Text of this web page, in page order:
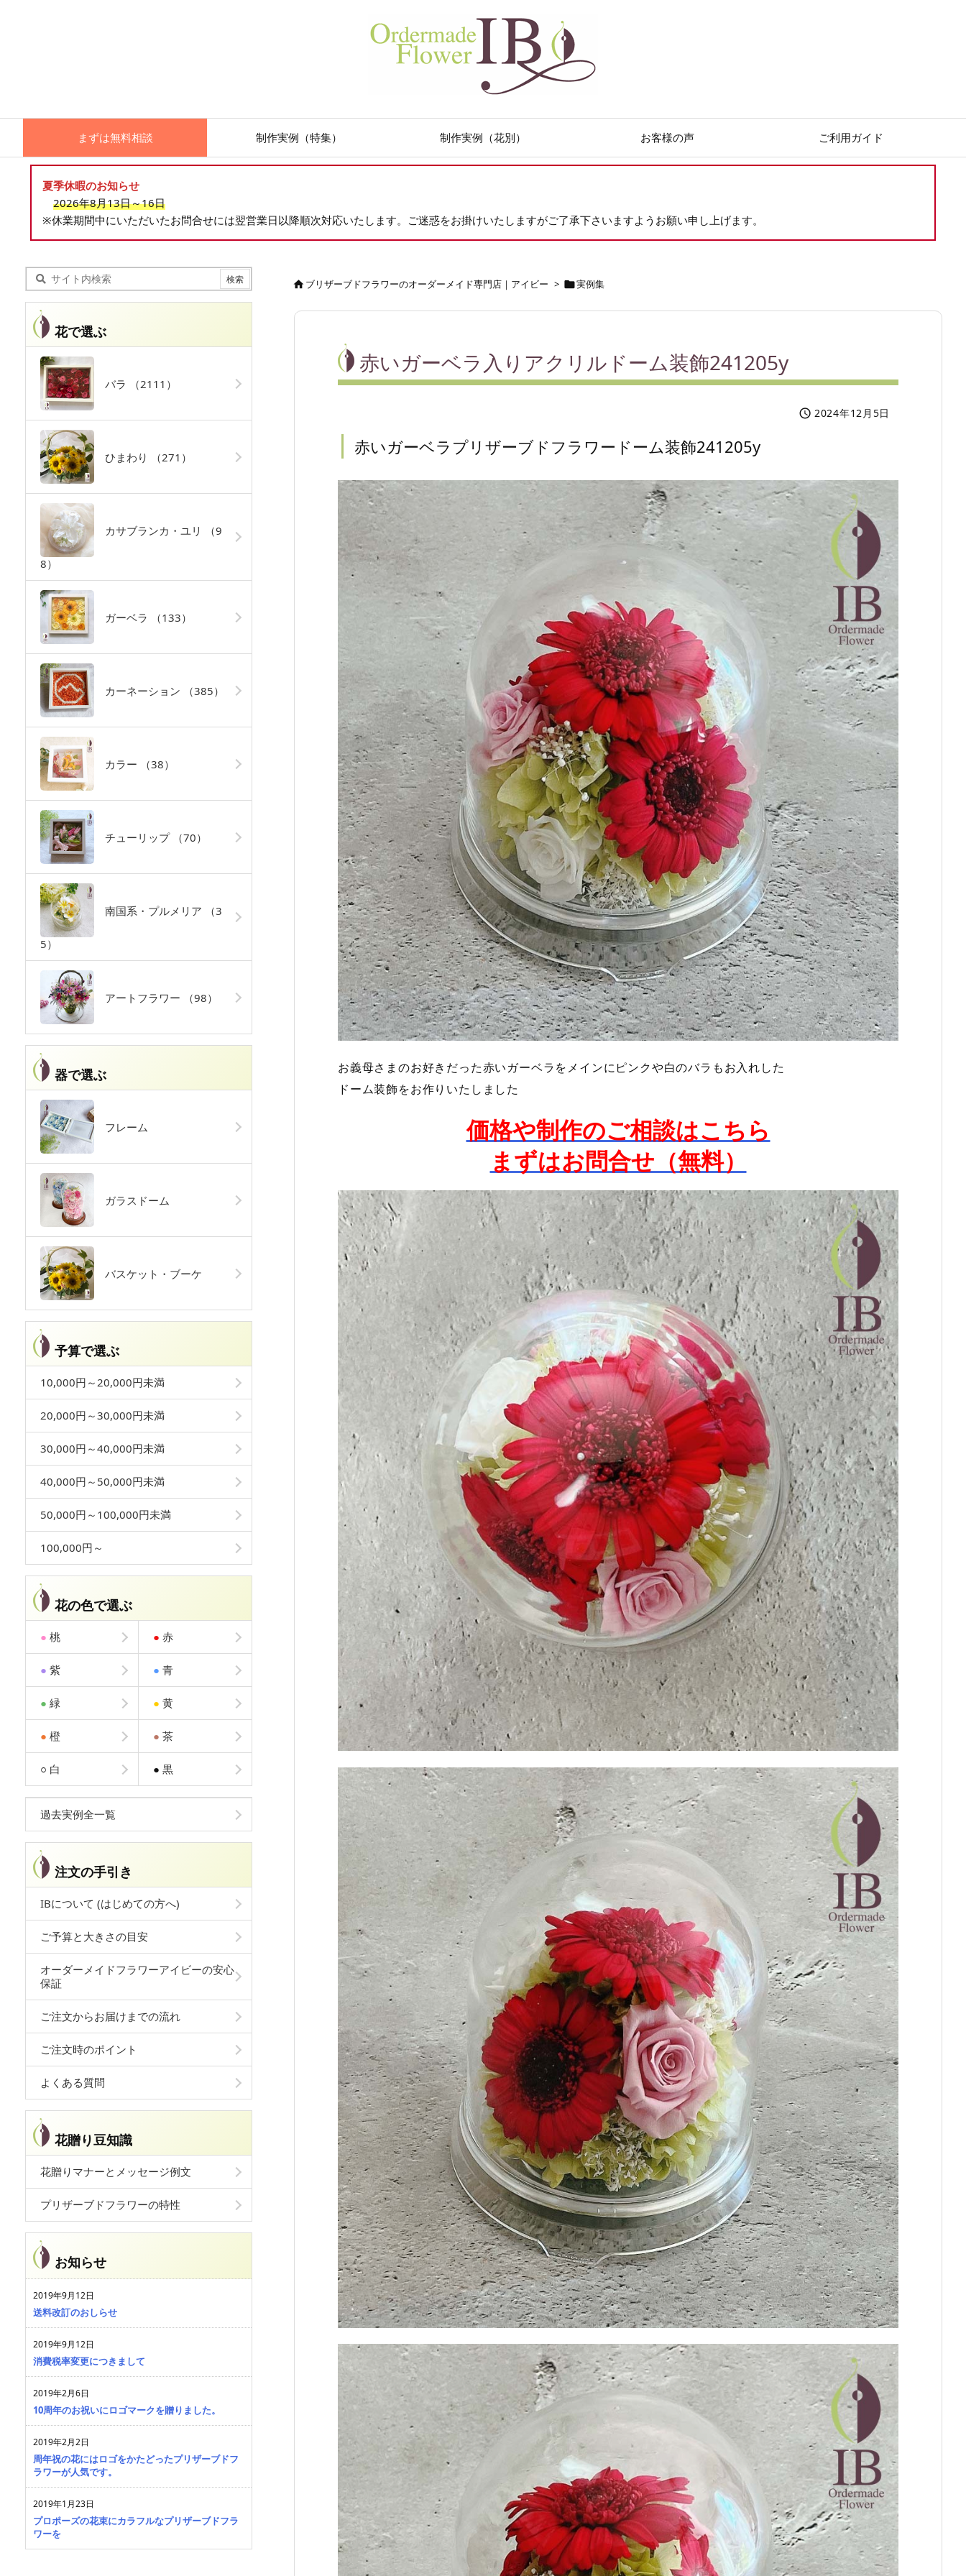
まずは無料相談 制作実例（特集） 制作実例（花別） お客様の声 ご利用ガイド
夏季休暇のお知らせ
2026年8月13日～16日
※休業期間中にいただいたお問合せには翌営業日以降順次対応いたします。ご迷惑をお掛けいたしますがご了承下さいますようお願い申し上げます。
ブリザーブドフラワーのオーダーメイド専門店｜アイビー > 実例集
赤いガーベラ入りアクリルドーム装飾241205y
 2024年12月5日
赤いガーベラプリザーブドフラワードーム装飾241205y
お義母さまのお好きだった赤いガーベラをメインにピンクや白のバラもお入れした
ドーム装飾をお作りいたしました
価格や制作のご相談はこちら
まずはお問合せ（無料）
花で選ぶ
バラ （2111）
ひまわり （271）
カサブランカ・ユリ （9
8）
ガーベラ （133）
カーネーション （385）
カラー （38）
チューリップ （70）
南国系・プルメリア （3
5）
アートフラワー （98）
器で選ぶ
フレーム
ガラスドーム
バスケット・ブーケ
予算で選ぶ
10,000円～20,000円未満
20,000円～30,000円未満
30,000円～40,000円未満
40,000円～50,000円未満
50,000円～100,000円未満
100,000円～
花の色で選ぶ
● 桃 ● 赤
● 紫 ● 青
● 緑 ● 黄
● 橙 ● 茶
○ 白 ● 黒
過去実例全一覧
注文の手引き
IBについて (はじめての方へ)
ご予算と大きさの目安
オーダーメイドフラワーアイビーの安心
保証
ご注文からお届けまでの流れ
ご注文時のポイント
よくある質問
花贈り豆知識
花贈りマナーとメッセージ例文
プリザーブドフラワーの特性
お知らせ
2019年9月12日
送料改訂のおしらせ
2019年9月12日
消費税率変更につきまして
2019年2月6日
10周年のお祝いにロゴマークを贈りました。
2019年2月2日
周年祝の花にはロゴをかたどったプリザーブドフ
ラワーが人気です。
2019年1月23日
プロポーズの花束にカラフルなプリザーブドフラ
ワーを